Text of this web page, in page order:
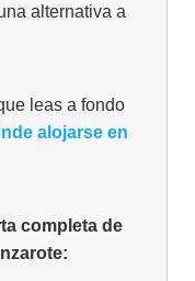
alternativa a
leas a fondo
alojarse en
completa de